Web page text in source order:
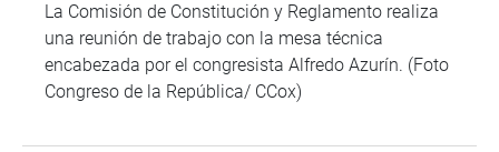
La Comisión de Constitución y Reglamento realiza
una reunión de trabajo con la mesa técnica
encabezada por el congresista Alfredo Azurín. (Foto
Congreso de la República/ CCox)